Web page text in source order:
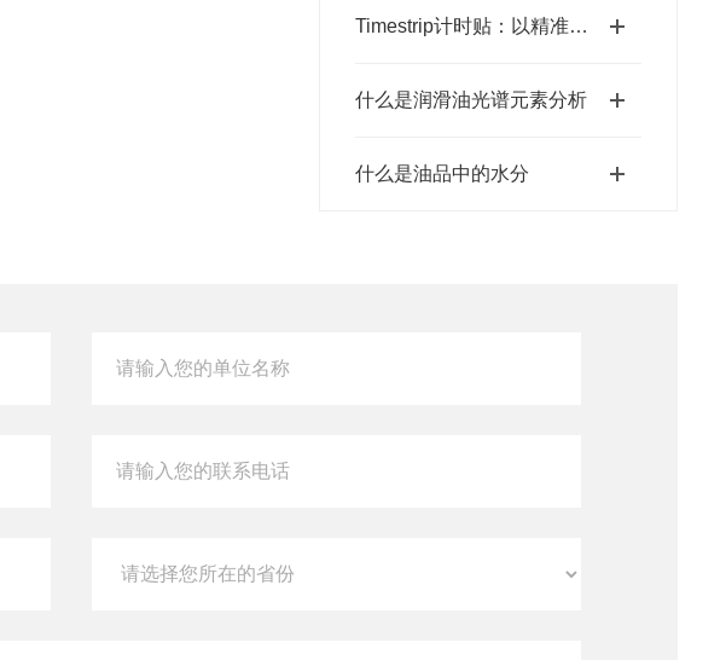
Timestrip计时贴：以精准计时赋能多元场景
什么是润滑油光谱元素分析
什么是油品中的水分